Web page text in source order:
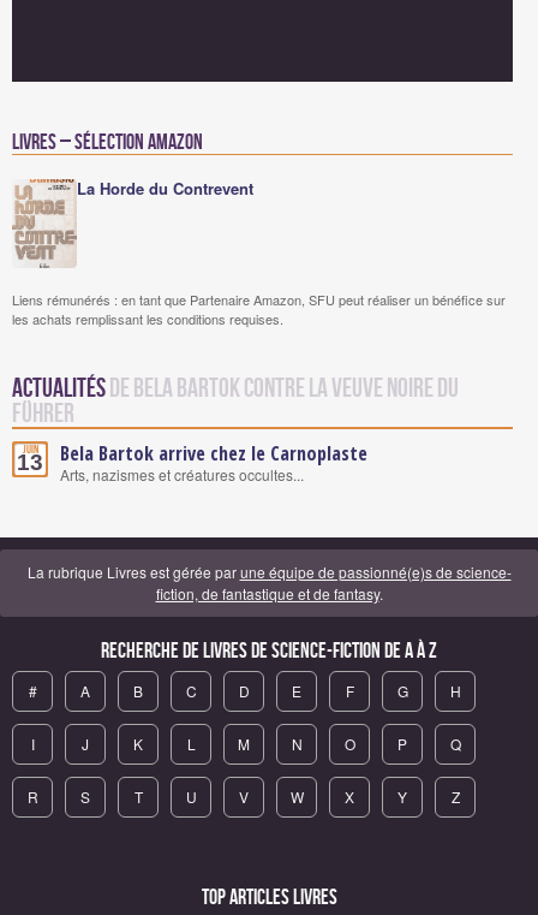
Livres – Sélection Amazon
La Horde du Contrevent
Liens rémunérés : en tant que Partenaire Amazon, SFU peut réaliser un bénéfice sur
les achats remplissant les conditions requises.
Actualités de Bela Bartok contre la Veuve Noire du
Führer
Juin
13 Bela Bartok arrive chez le Carnoplaste
Arts, nazismes et créatures occultes...
La rubrique Livres est gérée parune équipe de passionné(e)s de science-
fiction, de fantastique et de fantasy.
Recherche de Livres de science-fiction de A à Z
# A B C D E F G H
I J K L M N O P Q
R S T U V W X Y Z
Top articles Livres